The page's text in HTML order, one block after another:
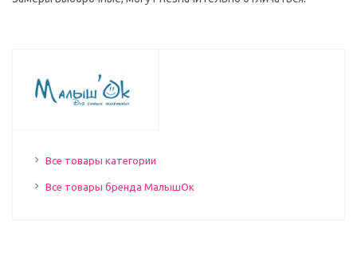
Все товары категории
Все товары бренда МалышОк